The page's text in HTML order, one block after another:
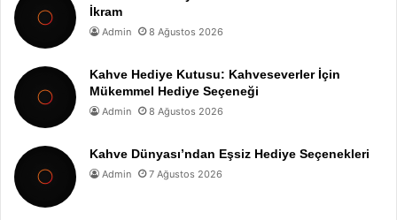
İkram
Admin 8 Ağustos 2026
Kahve Hediye Kutusu: Kahveseverler İçin
Mükemmel Hediye Seçeneği
Admin 8 Ağustos 2026
Kahve Dünyası’ndan Eşsiz Hediye Seçenekleri
Admin 7 Ağustos 2026